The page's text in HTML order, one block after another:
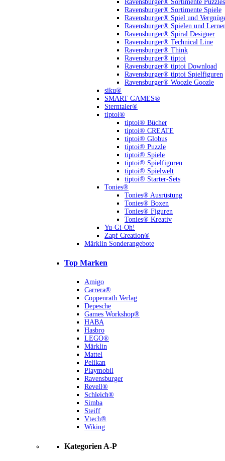
Ravensburger® Sortimente Puzzles
Ravensburger® Sortimente Spiele
Ravensburger® Spiel und
Ravensburger® Spielen und
Ravensburger® Spiral Designer
Ravensburger® Technical Line
Ravensburger® Think
Ravensburger® tiptoi
Ravensburger® tiptoi Download
Ravensburger® tiptoi Spielfiguren
Ravensburger® Woozle Goozle
siku®
SMART GAMES®
Sterntaler®
tiptoi®
tiptoi® Bücher
tiptoi® CREATE
tiptoi® Globus
tiptoi® Puzzle
tiptoi® Spiele
tiptoi® Spielfiguren
tiptoi® Spielwelt
tiptoi® Starter-Sets
Tonies®
Tonies® Ausrüstung
Tonies® Boxen
Tonies® Figuren
Tonies® Kreativ
Yu-Gi-Oh!
Zapf Creation®
Märklin Sonderangebote
Top Marken
Amigo
Carrera®
Coppenrath Verlag
Depesche
Games Workshop®
HABA
Hasbro
LEGO®
Märklin
Mattel
Pelikan
Playmobil
Ravensburger
Revell®
Schleich®
Simba
Steiff
Vtech®
Wiking
Kategorien A-P